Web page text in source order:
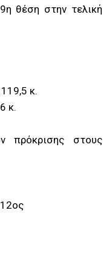
θέση στην τελική
κ.
κ.
πρόκρισης στους